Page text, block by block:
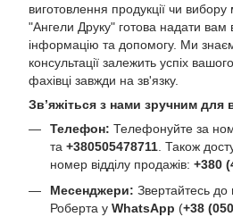
виготовлення продукції чи
"Ангели Друку" готова надати вам
інформацію та допомогу. Ми
консультації залежить успіх
фахівці завжди на зв'язку.
Зв’яжіться з нами зручним для
Телефон: Телефонуйте за
та +380505478711. Також
номер відділу продажів: +380
Месенджери: Звертайтесь
Роберта у WhatsApp (+38